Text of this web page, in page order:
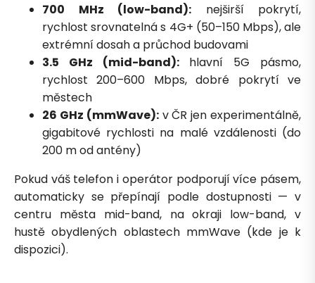
700 MHz (low-band): nejširší pokrytí,
rychlost srovnatelná s 4G+ (50–150 Mbps), ale
extrémní dosah a průchod budovami
3.5 GHz (mid-band):hlavní 5G pásmo,
rychlost 200–600 Mbps, dobré pokrytí ve
městech
26 GHz (mmWave):v ČR jen experimentálně,
gigabitové rychlosti na malé vzdálenosti (do
200 m od antény)
Pokud váš telefon i operátor podporují více pásem,
automaticky se přepínají podle dostupnosti — v
centru města mid-band, na okraji low-band, v
hustě obydlených oblastech mmWave (kde je k
dispozici).